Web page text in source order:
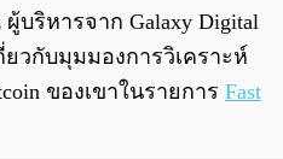
ผู้บริหารจาก Galaxy Digital
วกับมุมมองการวิเคราะห์
ของเขาในรายการ Fast